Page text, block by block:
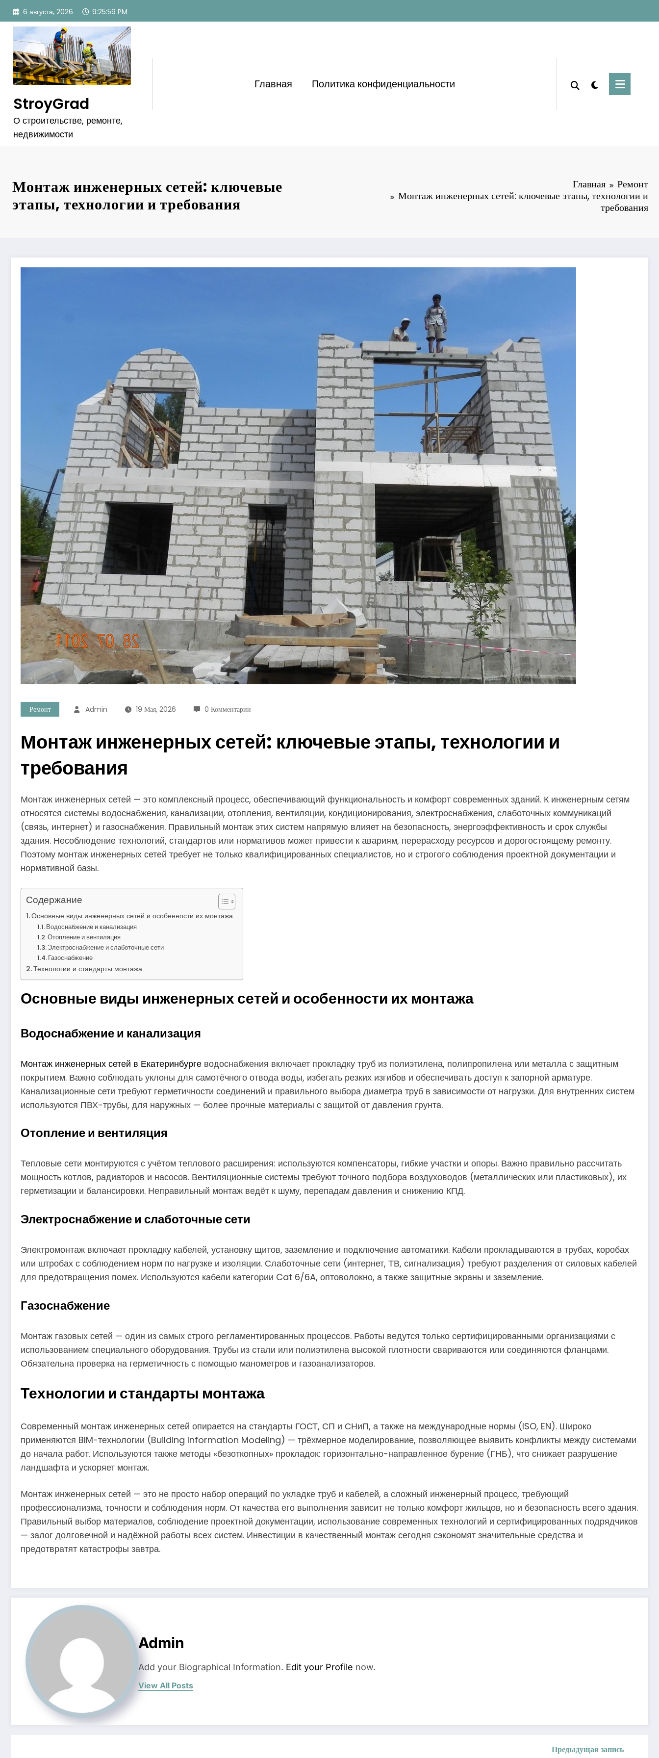
Перейти
содержимому
6 августа, 2026 9:26:00 PM
StroyGrad
О строительстве, ремонте,
недвижимости
Главная Политика конфиденциальности
Монтаж инженерных сетей: ключевые
этапы, технологии и требования
Главная
Ремонт
Монтаж инженерных сетей: ключевые этапы, технологии и
требования
Ремонт Admin 19 Мая, 2026 0 Комментарии
Монтаж инженерных сетей: ключевые этапы, технологии и
требования
Монтаж инженерных сетей — это комплексный процесс, обеспечивающий функциональность и комфорт современных зданий. К инженерным сетям
относятся системы водоснабжения, канализации, отопления, вентиляции, кондиционирования, электроснабжения, слаботочных коммуникаций
(связь, интернет) и газоснабжения. Правильный монтаж этих систем напрямую влияет на безопасность, энергоэффективность и срок службы
здания. Несоблюдение технологий, стандартов или нормативов может привести к авариям, перерасходу ресурсов и дорогостоящему ремонту.
Поэтому монтаж инженерных сетей требует не только квалифицированных специалистов, но и строгого соблюдения проектной документации и
нормативной базы.
Содержание
Основные виды инженерных сетей и особенности их монтажа
Водоснабжение и канализация
Отопление и вентиляция
Электроснабжение и слаботочные сети
Газоснабжение
Технологии и стандарты монтажа
Основные виды инженерных сетей и особенности их монтажа
Водоснабжение и канализация
Монтаж инженерных сетей в Екатеринбурге водоснабжения включает прокладку труб из полиэтилена, полипропилена или металла с защитным
покрытием. Важно соблюдать уклоны для самотёчного отвода воды, избегать резких изгибов и обеспечивать доступ к запорной арматуре.
Канализационные сети требуют герметичности соединений и правильного выбора диаметра труб в зависимости от нагрузки. Для внутренних систем
используются ПВХ-трубы, для наружных — более прочные материалы с защитой от давления грунта.
Отопление и вентиляция
Тепловые сети монтируются с учётом теплового расширения: используются компенсаторы, гибкие участки и опоры. Важно правильно рассчитать
мощность котлов, радиаторов и насосов. Вентиляционные системы требуют точного подбора воздуховодов (металлических или пластиковых), их
герметизации и балансировки. Неправильный монтаж ведёт к шуму, перепадам давления и снижению КПД.
Электроснабжение и слаботочные сети
Электромонтаж включает прокладку кабелей, установку щитов, заземление и подключение автоматики. Кабели прокладываются в трубах, коробах
или штробах с соблюдением норм по нагрузке и изоляции. Слаботочные сети (интернет, ТВ, сигнализация) требуют разделения от силовых кабелей
для предотвращения помех. Используются кабели категории Cat 6/6A, оптоволокно, а также защитные экраны и заземление.
Газоснабжение
Монтаж газовых сетей — один из самых строго регламентированных процессов. Работы ведутся только сертифицированными организациями с
использованием специального оборудования. Трубы из стали или полиэтилена высокой плотности свариваются или соединяются фланцами.
Обязательна проверка на герметичность с помощью манометров и газоанализаторов.
Технологии и стандарты монтажа
Современный монтаж инженерных сетей опирается на стандарты ГОСТ, СП и СНиП, а также на международные нормы (ISO, EN). Широко
применяются BIM-технологии (Building Information Modeling) — трёхмерное моделирование, позволяющее выявить конфликты между системами
до начала работ. Используются также методы «безоткопных» прокладок: горизонтально-направленное бурение (ГНБ), что снижает разрушение
ландшафта и ускоряет монтаж.
Монтаж инженерных сетей — это не просто набор операций по укладке труб и кабелей, а сложный инженерный процесс, требующий
профессионализма, точности и соблюдения норм. От качества его выполнения зависит не только комфорт жильцов, но и безопасность всего здания.
Правильный выбор материалов, соблюдение проектной документации, использование современных технологий и сертифицированных подрядчиков
— залог долговечной и надёжной работы всех систем. Инвестиции в качественный монтаж сегодня сэкономят значительные средства и
предотвратят катастрофы завтра.
Admin
Add your Biographical Information. Edit your Profile now.
View All Posts
Предыдущая запись